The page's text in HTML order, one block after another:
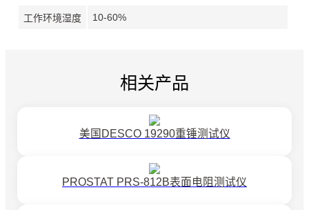
工作环境湿度 10-60%
相关产品
美国DESCO 19290重锤测试仪
PROSTAT PRS-812B表面电阻测试仪